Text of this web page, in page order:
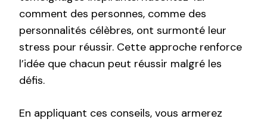
comment des personnes, comme des
personnalités célèbres, ont surmonté leur
stress pour réussir. Cette approche renforce
l’idée que chacun peut réussir malgré les
défis.
En appliquant ces conseils, vous armerez